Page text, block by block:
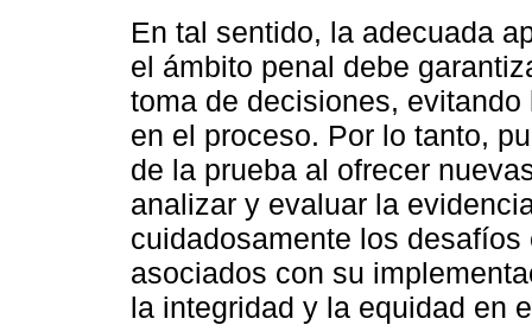
En tal sentido, la adecuada
el ámbito penal debe
toma de decisiones,
en el proceso. Por lo tanto,
de la prueba al ofrecer
analizar y evaluar la
cuidadosamente los
asociados con su
la integridad y la equidad en